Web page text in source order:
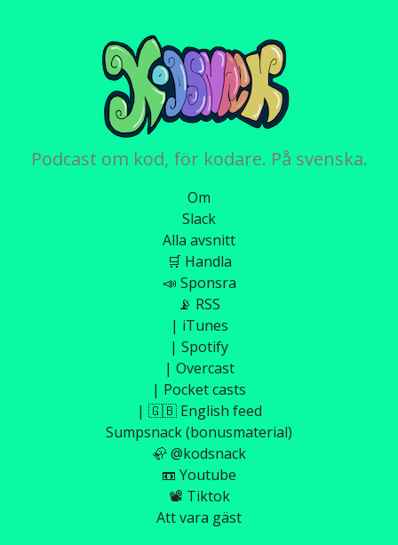
Podcast om kod, för kodare. På svenska.
Om
Slack
Alla avsnitt
🛒 Handla
📣 Sponsra
📡 RSS
| iTunes
| Spotify
| Overcast
| Pocket casts
| 🇬🇧 English feed
Sumpsnack (bonusmaterial)
🦣 @kodsnack
📼 Youtube
📽️ Tiktok
Att vara gäst